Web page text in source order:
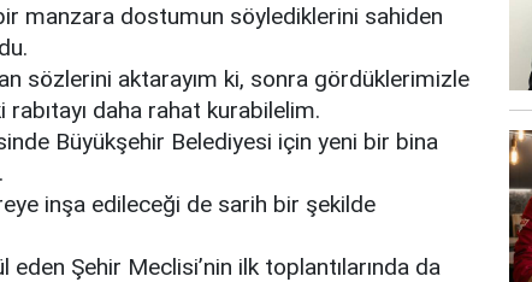
manzara dostumun söylediklerini sahiden
sözlerini aktarayım ki, sonra gördüklerimizle
rabıtayı daha rahat kurabilelim.
Büyükşehir Belediyesi için yeni bir bina
inşa edileceği de sarih bir şekilde
Şehir Meclisi’nin ilk toplantılarında da